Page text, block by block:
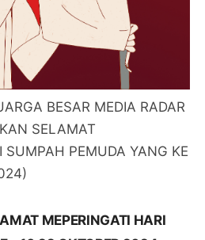
BESAR MEDIA RADAR
SELAMAT
SUMPAH PEMUDA YANG KE
MEPERINGATI HARI